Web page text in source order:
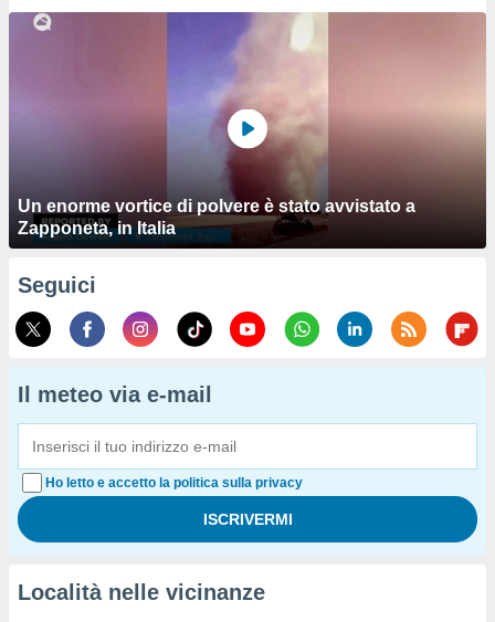
Un enorme vortice di polvere è stato avvistato a
Zapponeta, in Italia
Seguici
Il meteo via e-mail
Ho letto e accetto la politica sulla privacy
Località nelle vicinanze